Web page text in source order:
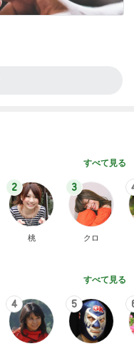
すべて見る
2
桃
3
クロ
すべて見る
4 5